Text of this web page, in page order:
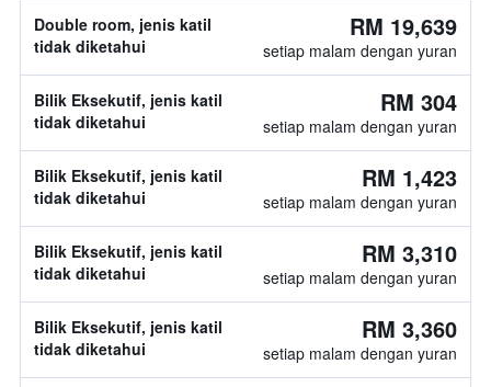
Double room, jenis katil
tidak diketahui
RM 19,639
setiap malam dengan yuran
Bilik Eksekutif, jenis katil
tidak diketahui
RM 304
setiap malam dengan yuran
Bilik Eksekutif, jenis katil
tidak diketahui
RM 1,423
setiap malam dengan yuran
Bilik Eksekutif, jenis katil
tidak diketahui
RM 3,310
setiap malam dengan yuran
Bilik Eksekutif, jenis katil
tidak diketahui
RM 3,360
setiap malam dengan yuran